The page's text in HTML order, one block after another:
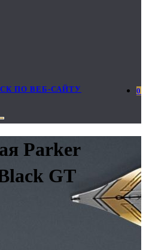
0
ПО ВЕБ-САЙТУ
Parker
GT